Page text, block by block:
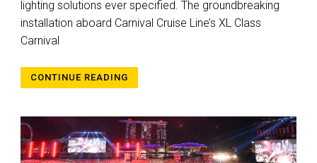
lighting solutions ever specified. The groundbreaking
installation aboard Carnival Cruise Line’s XL Class
Carnival
CONTINUE READING